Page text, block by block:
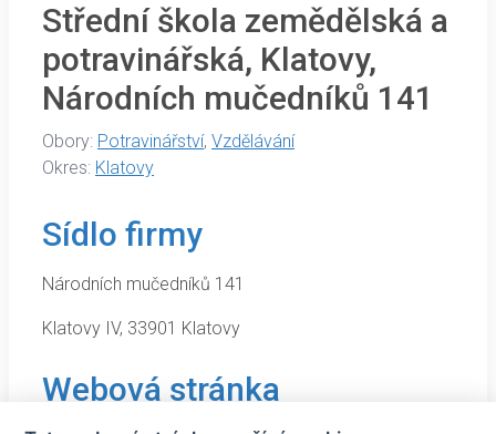
Střední škola zemědělská a
potravinářská, Klatovy,
Národních mučedníků 141
Obory: Potravinářství, Vzdělávání
Okres: Klatovy
Sídlo firmy
Národních mučedníků 141
Klatovy IV, 33901 Klatovy
Webová stránka